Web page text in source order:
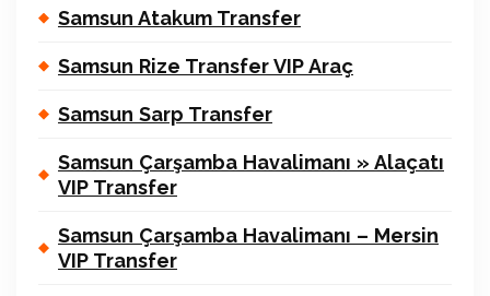
Samsun Atakum Transfer
Samsun Rize Transfer VIP Araç
Samsun Sarp Transfer
Samsun Çarşamba Havalimanı » Alaçatı
VIP Transfer
Samsun Çarşamba Havalimanı – Mersin
VIP Transfer